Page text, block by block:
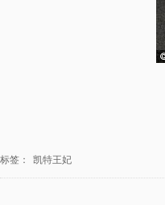
标签： 凯特王妃